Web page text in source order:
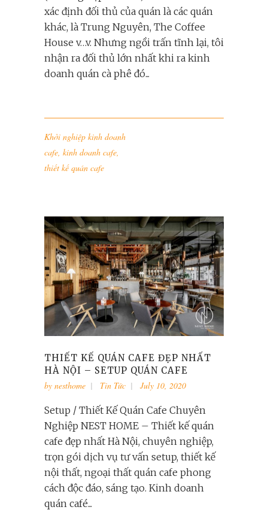
xác định đối thủ của quán là các quán
khác, là Trung Nguyên, The Coffee
House v…v. Nhưng ngồi trấn tĩnh lại, tôi
nhận ra đối thủ lớn nhất khi ra kinh
doanh quán cà phê đó...
Khởi nghiệp kinh doanh
cafe, kinh doanh cafe,
thiết kế quán cafe
THIẾT KẾ QUÁN CAFE ĐẸP NHẤT
HÀ NỘI – SETUP QUÁN CAFE
by nesthome Tin Tức July 10, 2020
Setup / Thiết Kế Quán Cafe Chuyên
Nghiệp NEST HOME – Thiết kế quán
cafe đẹp nhất Hà Nội, chuyên nghiệp,
trọn gói dịch vụ tư vấn setup, thiết kế
nội thất, ngoại thất quán cafe phong
cách độc đáo, sáng tạo. Kinh doanh
quán café...